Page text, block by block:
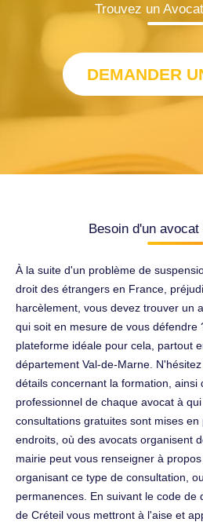
Trouvez un
DEMANDER
Besoin d'un
À la suite d'un problème de
droit des étrangers en France,
harcèlement, vous devez trouver un
qui soit en mesure de vous défendre
plateforme idéale pour cela, partout
département Val-de-Marne.
détails concernant la formation, ainsi
professionnel de chaque avocat à
consultations gratuites sont mises
endroits, où des avocats organisent
mairie peut vous renseigner à
organisant ce type de consultation,
permanences. En suivant le code de
de Créteil vous mettront à l'aise et